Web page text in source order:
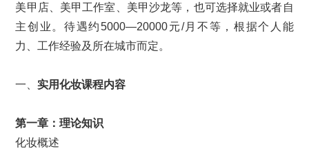
美甲店、美甲工作室、美甲沙龙等，也可选择就业或者自
主创业。待遇约5000—20000元/月不等，根据个人能
力、工作经验及所在城市而定。
一、实用化妆课程内容
第一章：理论知识
化妆概述